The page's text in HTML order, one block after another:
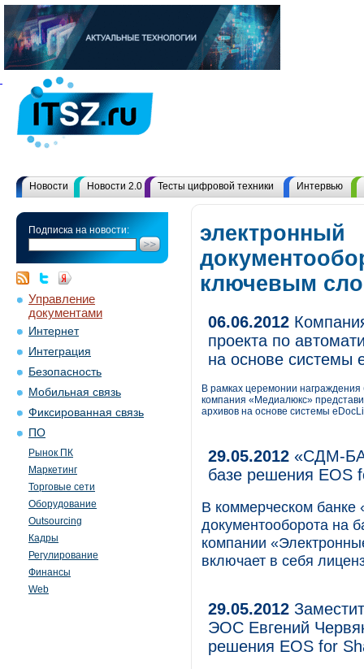
Новости Новости 2.0 Тесты цифровой техники Интервью
Подписка на новости:
Управление
документами
Интернет
Интеграция
Безопасность
Мобильная связь
Фиксированная связь
ПО
Рынок ПК
Маркетинг
Торговые сети
Оборудование
Outsourcing
Кадры
Регулирование
Финансы
Web
электронный
ключевым
06.06.2012
проекта по
на основе системы
В рамках церемонии награждения
компания «Медиалюкс»
архивов на основе системы
29.05.2012 «СДМ-
базе решения EOS
В коммерческом
документооборота на
компании
включает в себя
29.05.2012
ЭОС Евгений
решения EOS for